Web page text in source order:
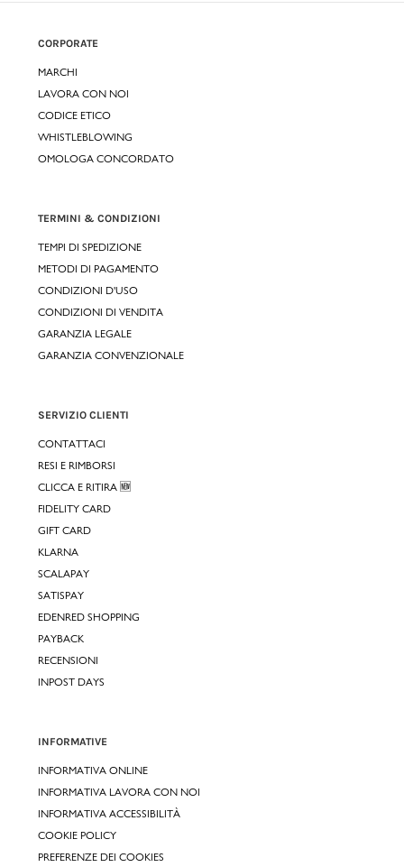
CORPORATE
MARCHI
LAVORA CON NOI
CODICE ETICO
WHISTLEBLOWING
OMOLOGA CONCORDATO
TERMINI & CONDIZIONI
TEMPI DI SPEDIZIONE
METODI DI PAGAMENTO
CONDIZIONI D'USO
CONDIZIONI DI VENDITA
GARANZIA LEGALE
GARANZIA CONVENZIONALE
SERVIZIO CLIENTI
CONTATTACI
RESI E RIMBORSI
CLICCA E RITIRA 🆕
FIDELITY CARD
GIFT CARD
KLARNA
SCALAPAY
SATISPAY
EDENRED SHOPPING
PAYBACK
RECENSIONI
INPOST DAYS
INFORMATIVE
INFORMATIVA ONLINE
INFORMATIVA LAVORA CON NOI
INFORMATIVA ACCESSIBILITÀ
COOKIE POLICY
PREFERENZE DEI COOKIES